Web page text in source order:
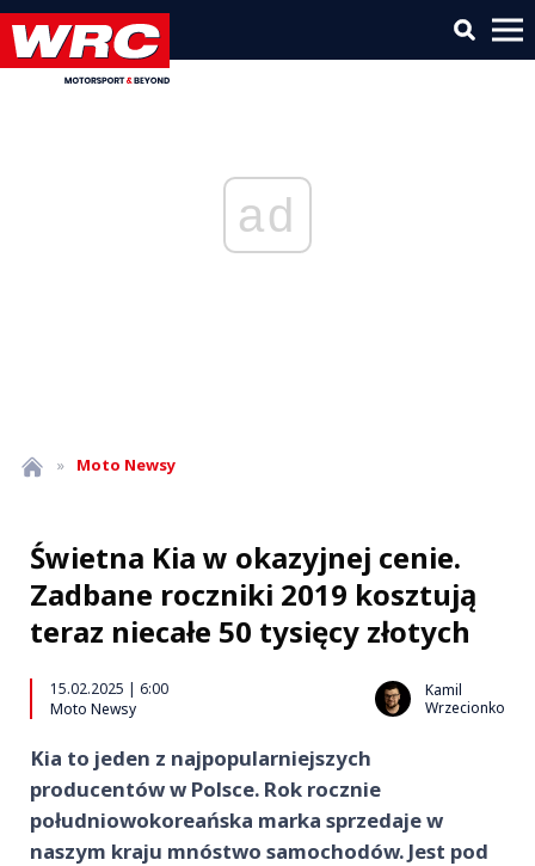
ad
» Moto Newsy
Świetna Kia w okazyjnej cenie.
Zadbane roczniki 2019 kosztują
teraz niecałe 50 tysięcy złotych
15.02.2025 | 6:00
Moto Newsy
Kamil
Wrzecionko
Kia to jeden z najpopularniejszych
producentów w Polsce. Rok rocznie
południowokoreańska marka sprzedaje w
naszym kraju mnóstwo samochodów. Jest pod